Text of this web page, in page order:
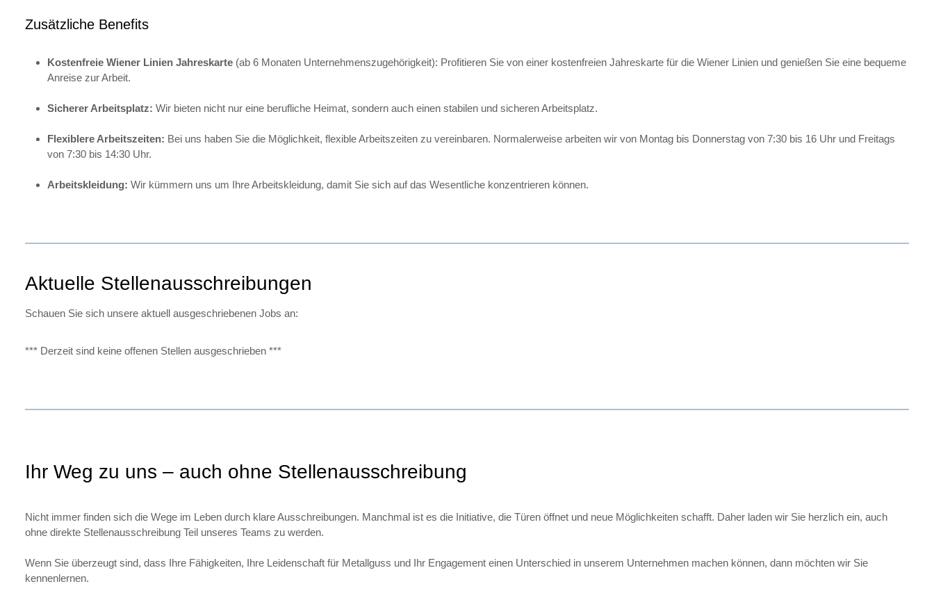
Zusätzliche Benefits
Kostenfreie Wiener Linien Jahreskarte (ab 6 Monaten Unternehmenszugehörigkeit): Profitieren Sie von einer kostenfreien Jahreskarte für die Wiener Linien und genießen Sie eine bequeme
Anreise zur Arbeit.
Sicherer Arbeitsplatz: Wir bieten nicht nur eine berufliche Heimat, sondern auch einen stabilen und sicheren Arbeitsplatz.
Flexiblere Arbeitszeiten: Bei uns haben Sie die Möglichkeit, flexible Arbeitszeiten zu vereinbaren. Normalerweise arbeiten wir von Montag bis Donnerstag von 7:30 bis 16 Uhr und Freitags
von 7:30 bis 14:30 Uhr.
Arbeitskleidung: Wir kümmern uns um Ihre Arbeitskleidung, damit Sie sich auf das Wesentliche konzentrieren können.
Aktuelle Stellenausschreibungen
Schauen Sie sich unsere aktuell ausgeschriebenen Jobs an:
*** Derzeit sind keine offenen Stellen ausgeschrieben ***
Ihr Weg zu uns – auch ohne Stellenausschreibung
Nicht immer finden sich die Wege im Leben durch klare Ausschreibungen. Manchmal ist es die Initiative, die Türen öffnet und neue Möglichkeiten schafft. Daher laden wir Sie herzlich ein, auch
ohne direkte Stellenausschreibung Teil unseres Teams zu werden.
Wenn Sie überzeugt sind, dass Ihre Fähigkeiten, Ihre Leidenschaft für Metallguss und Ihr Engagement einen Unterschied in unserem Unternehmen machen können, dann möchten wir Sie
kennenlernen.